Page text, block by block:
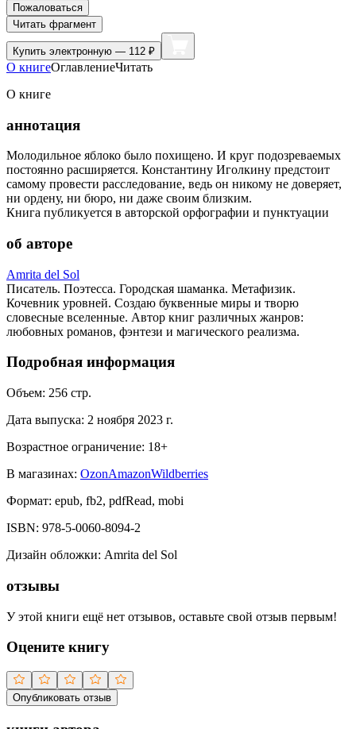
Пожаловаться
Читать фрагмент
Купить электронную — 112 ₽
О книгеОглавлениеЧитать
О книге
аннотация
Молодильное яблоко было похищено. И круг подозреваемых
постоянно расширяется. Константину Иголкину предстоит
самому провести расследование, ведь он никому не доверяет,
ни ордену, ни бюро, ни даже своим близким.
Книга публикуется в авторской орфографии и пунктуации
об авторе
Amrita del Sol
Писатель. Поэтесса. Городская шаманка. Метафизик.
Кочевник уровней. Создаю буквенные миры и творю
словесные вселенные. Автор книг различных жанров:
любовных романов, фэнтези и магического реализма.
Подробная информация
Объем: 256 стр.
Дата выпуска: 2 ноября 2023 г.
Возрастное ограничение: 18+
В магазинах: OzonAmazonWildberries
Формат: epub, fb2, pdfRead, mobi
ISBN: 978-5-0060-8094-2
Дизайн обложки: Amrita del Sol
отзывы
У этой книги ещё нет отзывов, оставьте свой отзыв первым!
Оцените книгу
Опубликовать отзыв